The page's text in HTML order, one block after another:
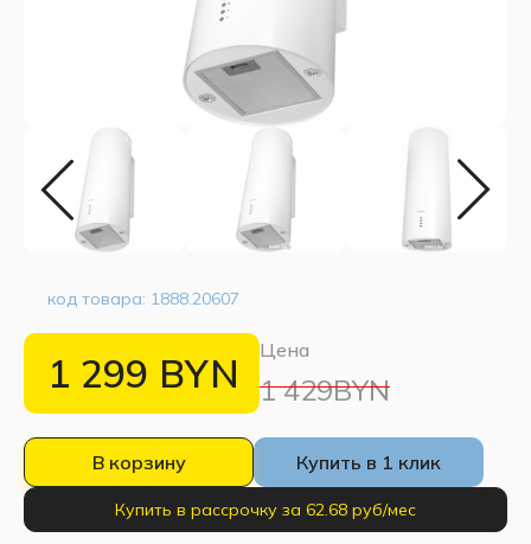
код товара: 1888.20607
1 299 BYN Цена
1 429BYN
В корзину Купить в 1 клик
Купить в рассрочку за 62.68 руб/мес